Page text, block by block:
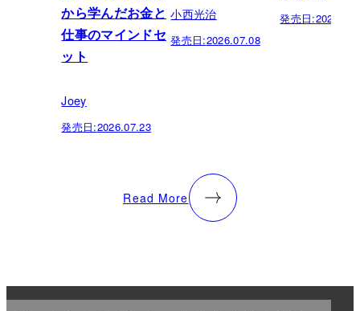
から学んだお金と
仕事のマインドセ
ット
Joey
発売日:2026.07.23
小西光治
発売日:2026.07.08
発売日:
Read More